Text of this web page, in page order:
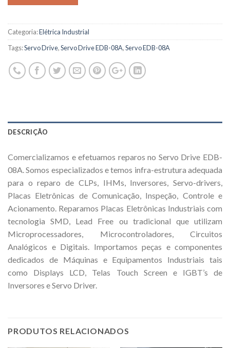
Categoria:Elétrica Industrial
Tags:Servo Drive,Servo Drive EDB-08A,Servo EDB-08A
DESCRIÇÃO
Comercializamos e efetuamos reparos no Servo Drive EDB-
08A. Somos especializados e temos infra-estrutura adequada
para o reparo de CLPs, IHMs, Inversores, Servo-drivers,
Placas Eletrônicas de Comunicação, Inspeção, Controle e
Acionamento. Reparamos Placas Eletrônicas Industriais com
tecnologia SMD, Lead Free ou tradicional que utilizam
Microprocessadores, Microcontroladores, Circuitos
Analógicos e Digitais. Importamos peças e componentes
dedicados de Máquinas e Equipamentos Industriais tais
como Displays LCD, Telas Touch Screen e IGBT’s de
Inversores e Servo Driver.
PRODUTOS RELACIONADOS